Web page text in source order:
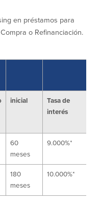
en préstamos para
o Refinanciación.
inicial
Tasa de
interés
60
meses
9.000%*
180
meses
10.000%*